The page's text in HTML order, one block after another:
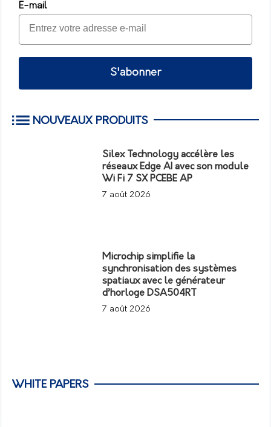
E-mail
S'abonner
NOUVEAUX PRODUITS
Silex Technology accélère les
réseaux Edge AI avec son module
Wi Fi 7 SX PCEBE AP
7 août 2026
Microchip simplifie la
synchronisation des systèmes
spatiaux avec le générateur
d’horloge DSA504RT
7 août 2026
WHITE PAPERS